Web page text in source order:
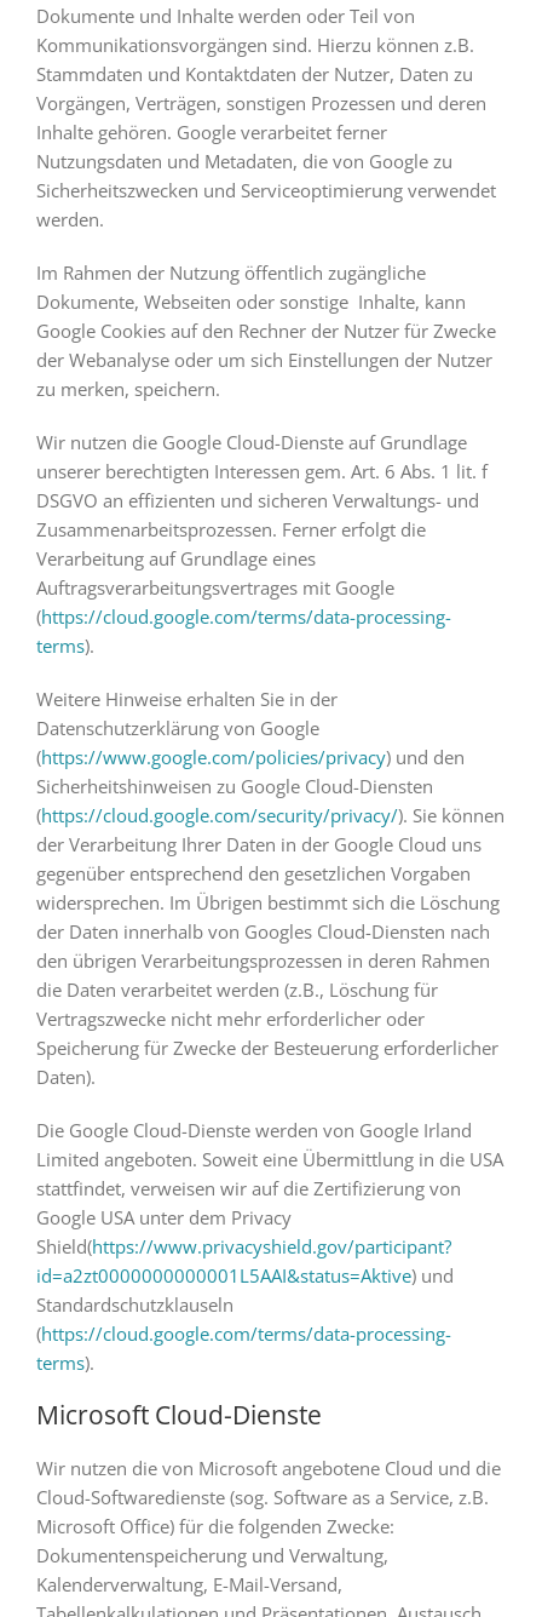
Dokumente und Inhalte werden oder Teil von
Kommunikationsvorgängen sind. Hierzu können z.B.
Stammdaten und Kontaktdaten der Nutzer, Daten zu
Vorgängen, Verträgen, sonstigen Prozessen und deren
Inhalte gehören. Google verarbeitet ferner
Nutzungsdaten und Metadaten, die von Google zu
Sicherheitszwecken und Serviceoptimierung verwendet
werden.
Im Rahmen der Nutzung öffentlich zugängliche
Dokumente, Webseiten oder sonstige Inhalte, kann
Google Cookies auf den Rechner der Nutzer für Zwecke
der Webanalyse oder um sich Einstellungen der Nutzer
zu merken, speichern.
Wir nutzen die Google Cloud-Dienste auf Grundlage
unserer berechtigten Interessen gem. Art. 6 Abs. 1 lit. f
DSGVO an effizienten und sicheren Verwaltungs- und
Zusammenarbeitsprozessen. Ferner erfolgt die
Verarbeitung auf Grundlage eines
Auftragsverarbeitungsvertrages mit Google
(https://cloud.google.com/terms/data-processing-
terms).
Weitere Hinweise erhalten Sie in der
Datenschutzerklärung von Google
(https://www.google.com/policies/privacy) und den
Sicherheitshinweisen zu Google Cloud-Diensten
(https://cloud.google.com/security/privacy/). Sie können
der Verarbeitung Ihrer Daten in der Google Cloud uns
gegenüber entsprechend den gesetzlichen Vorgaben
widersprechen. Im Übrigen bestimmt sich die Löschung
der Daten innerhalb von Googles Cloud-Diensten nach
den übrigen Verarbeitungsprozessen in deren Rahmen
die Daten verarbeitet werden (z.B., Löschung für
Vertragszwecke nicht mehr erforderlicher oder
Speicherung für Zwecke der Besteuerung erforderlicher
Daten).
Die Google Cloud-Dienste werden von Google Irland
Limited angeboten. Soweit eine Übermittlung in die USA
stattfindet, verweisen wir auf die Zertifizierung von
Google USA unter dem Privacy
Shield(https://www.privacyshield.gov/participant?
id=a2zt0000000000001L5AAI&status=Aktive) und
Standardschutzklauseln
(https://cloud.google.com/terms/data-processing-
terms).
Microsoft Cloud-Dienste
Wir nutzen die von Microsoft angebotene Cloud und die
Cloud-Softwaredienste (sog. Software as a Service, z.B.
Microsoft Office) für die folgenden Zwecke:
Dokumentenspeicherung und Verwaltung,
Kalenderverwaltung, E-Mail-Versand,